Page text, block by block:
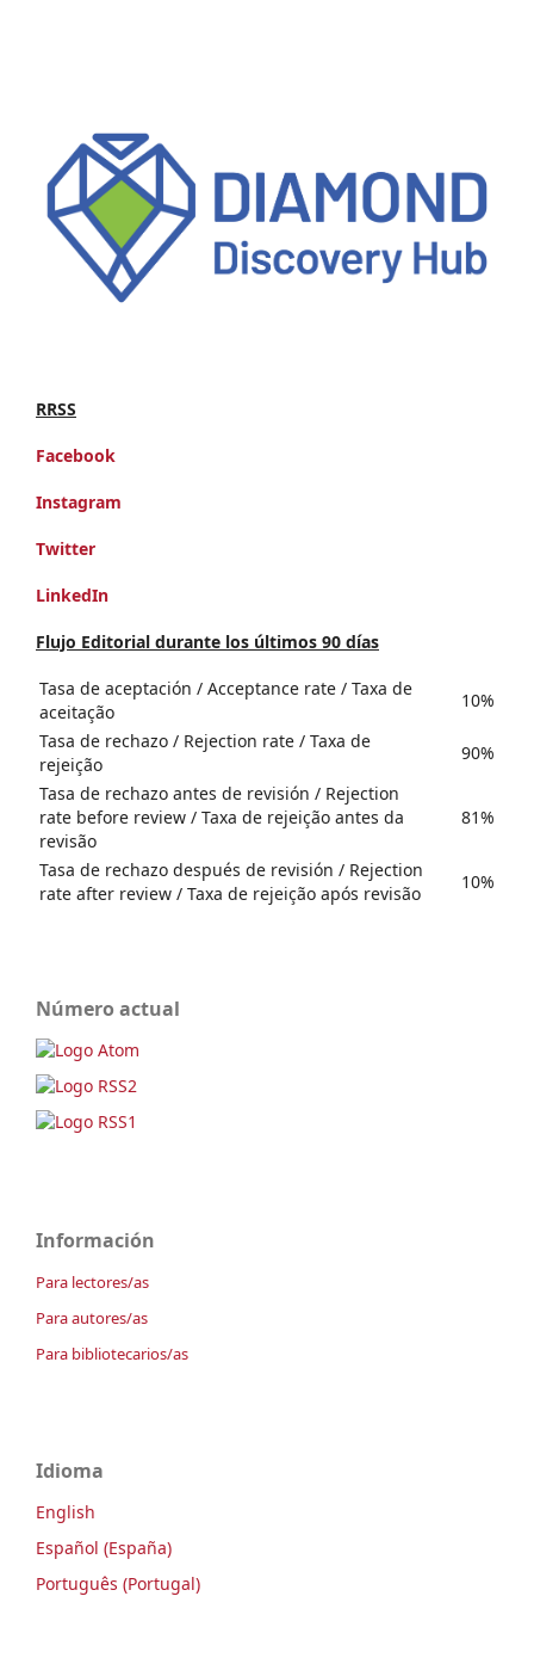
RRSS
Facebook
Instagram
Twitter
LinkedIn
Flujo Editorial durante los últimos 90 días
Tasa de aceptación / Acceptance rate / Taxa de
aceitação
10%
Tasa de rechazo / Rejection rate / Taxa de
rejeição
90%
Tasa de rechazo antes de revisión / Rejection
rate before review / Taxa de rejeição antes da
revisão
81%
Tasa de rechazo después de revisión / Rejection
rate after review / Taxa de rejeição após revisão
10%
Número actual
Información
Para lectores/as
Para autores/as
Para bibliotecarios/as
Idioma
English
Español (España)
Português (Portugal)